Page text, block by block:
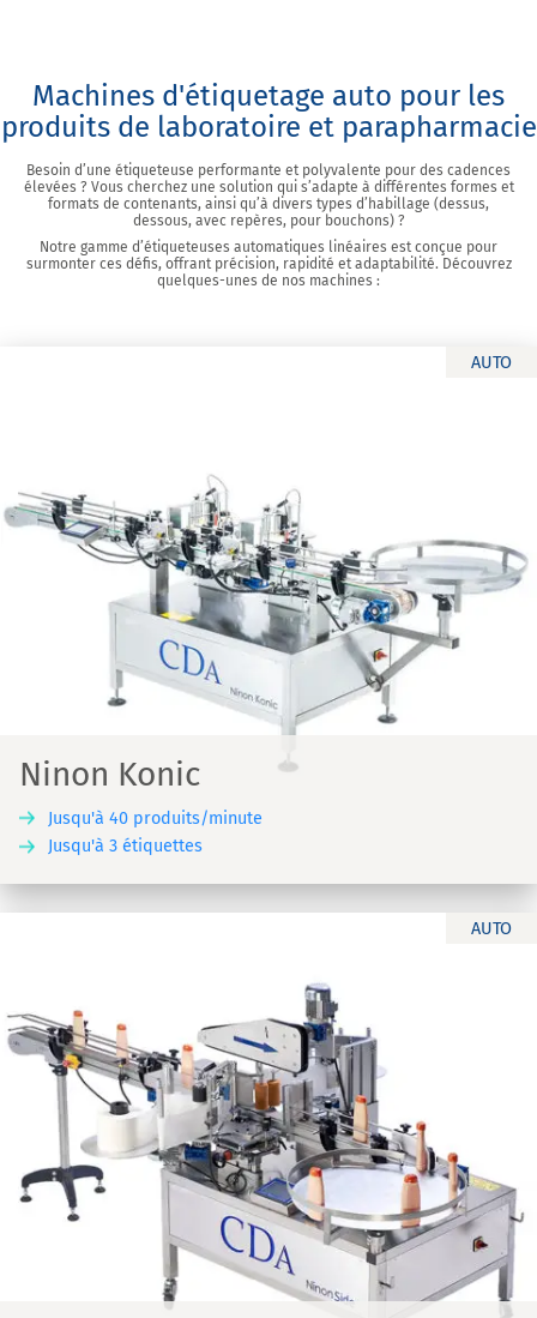
Machines d'étiquetage auto pour les
produits de laboratoire et parapharmacie
Besoin d’une étiqueteuse performante et polyvalente pour des cadences
élevées ? Vous cherchez une solution qui s’adapte à différentes formes et
formats de contenants, ainsi qu’à divers types d’habillage (dessus,
dessous, avec repères, pour bouchons) ?
Notre gamme d’étiqueteuses automatiques linéaires est conçue pour
surmonter ces défis, offrant précision, rapidité et adaptabilité. Découvrez
quelques-unes de nos machines :
AUTO
Ninon Konic
Jusqu'à 40 produits/minute
Jusqu'à 3 étiquettes
AUTO